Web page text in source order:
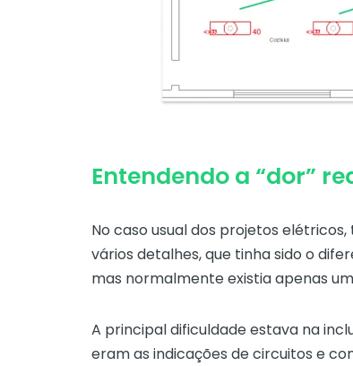
Entendendo a “dor”
No caso usual dos projetos
vários detalhes, que tinha sido o
mas normalmente existia apenas
A principal dificuldade estava na
eram as indicações de circuitos e